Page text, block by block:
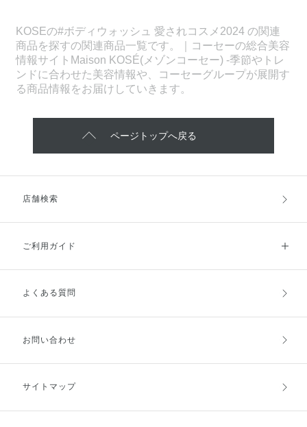
KOSEの#ボディウォッシュ 愛されコスメ2024 の関連
商品を探すの関連商品一覧です。｜コーセーの総合美容
情報サイトMaison KOSÉ(メゾンコーセー) -季節やトレ
ンドに合わせた美容情報や、コーセーグループが展開す
る商品情報をお届けしていきます。
ページトップへ戻る
店舗検索
ご利用ガイド
ご利用ガイドトップ
お支払方法
キャンセル・返品・交換
よくある質問
お問い合わせ
サイトマップ